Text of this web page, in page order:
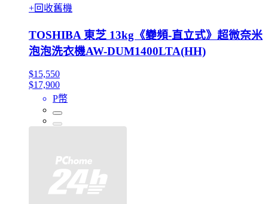
+回收舊機
TOSHIBA 東芝 13kg《變頻-直立式》超微奈米
泡泡洗衣機AW-DUM1400LTA(HH)
$15,550
$17,900
P幣